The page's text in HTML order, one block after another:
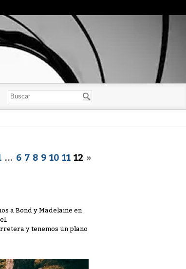
… 6 7 8 9 10 11 12 »
a Bond y Madelaine en
y tenemos un plano